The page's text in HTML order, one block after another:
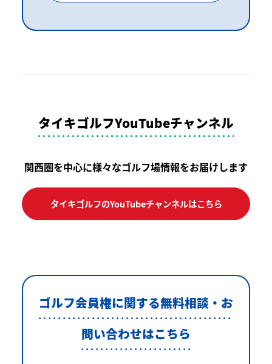
タイキゴルフYouTubeチャンネル
関西圏を中心に様々なゴルフ場情報をお届けします
タイキゴルフのYouTubeチャンネルはこちら
ゴルフ会員権に関する無料相談・お
問い合わせはこちら